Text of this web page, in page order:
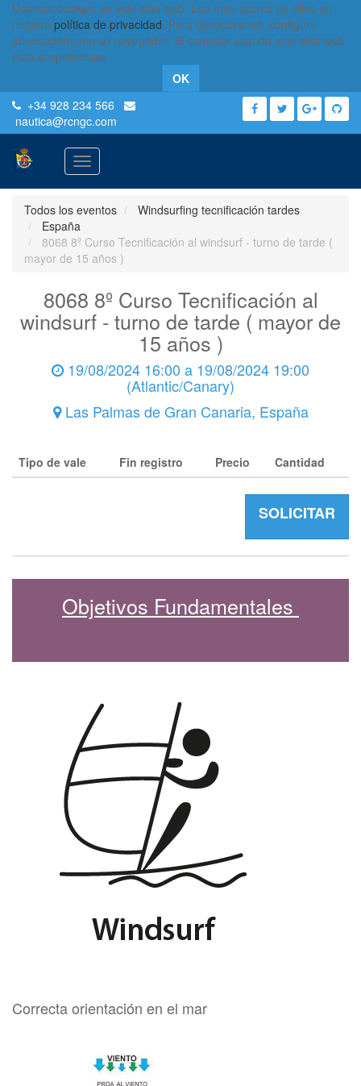
Usamos cookies en este sitio web. Lea más acerca de ellas en
nuestra política de privacidad. Para desactivarlas, configure
adecuadamente su navegador. Si continúa usando este sitio web,
está aceptándolas.
OK
+34 928 234 566
nautica@rcngc.com
Activar
navegación
Todos los eventos
Windsurfing tecnificación tardes
España
8068 8º Curso Tecnificación al windsurf - turno de tarde (
mayor de 15 años )
8068 8º Curso Tecnificación al
windsurf - turno de tarde ( mayor de
15 años )
19/08/2024 16:00 a 19/08/2024 19:00
(Atlantic/Canary)
Las Palmas de Gran Canaria, España
Tipo de vale Fin registro Precio Cantidad
SOLICITAR
Objetivos Fundamentales
Correcta orientación en el mar